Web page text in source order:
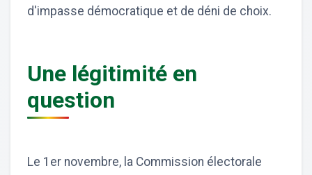
d'impasse démocratique et de déni de choix.
Une légitimité en
question
Le 1er novembre, la Commission électorale